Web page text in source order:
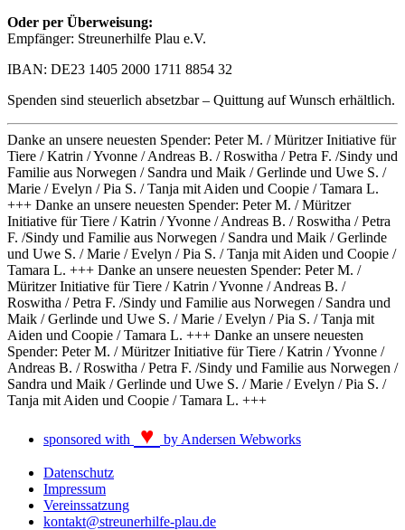
Oder per Überweisung:
Empfänger: Streunerhilfe Plau e.V.
IBAN: DE23 1405 2000 1711 8854 32
Spenden sind steuerlich absetzbar – Quittung auf Wunsch erhältlich.
Danke an unsere neuesten Spender: Peter M. / Müritzer Initiative für
Tiere / Katrin / Yvonne / Andreas B. / Roswitha / Petra F. /Sindy und
Familie aus Norwegen / Sandra und Maik / Gerlinde und Uwe S. /
Marie / Evelyn / Pia S. / Tanja mit Aiden und Coopie / Tamara L.
+++ Danke an unsere neuesten Spender: Peter M. / Müritzer
Initiative für Tiere / Katrin / Yvonne / Andreas B. / Roswitha / Petra
F. /Sindy und Familie aus Norwegen / Sandra und Maik / Gerlinde
und Uwe S. / Marie / Evelyn / Pia S. / Tanja mit Aiden und Coopie /
Tamara L. +++ Danke an unsere neuesten Spender: Peter M. /
Müritzer Initiative für Tiere / Katrin / Yvonne / Andreas B. /
Roswitha / Petra F. /Sindy und Familie aus Norwegen / Sandra und
Maik / Gerlinde und Uwe S. / Marie / Evelyn / Pia S. / Tanja mit
Aiden und Coopie / Tamara L. +++ Danke an unsere neuesten
Spender: Peter M. / Müritzer Initiative für Tiere / Katrin / Yvonne /
Andreas B. / Roswitha / Petra F. /Sindy und Familie aus Norwegen /
Sandra und Maik / Gerlinde und Uwe S. / Marie / Evelyn / Pia S. /
Tanja mit Aiden und Coopie / Tamara L. +++
sponsored with ♥ by Andersen Webworks
Datenschutz
Impressum
Vereinssatzung
kontakt@streunerhilfe-plau.de